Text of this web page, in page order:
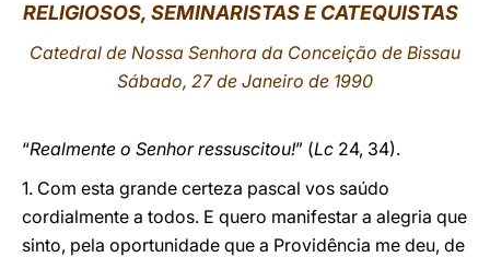
RELIGIOSOS, SEMINARISTAS E CATEQUISTAS
Catedral de Nossa Senhora da Conceição de Bissau
Sábado, 27 de Janeiro de 1990
“Realmente o Senhor ressuscitou!” (Lc 24, 34).
1. Com esta grande certeza pascal vos saúdo
cordialmente a todos. E quero manifestar a alegria que
sinto, pela oportunidade que a Providência me deu, de